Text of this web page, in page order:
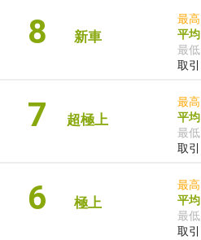
8 新車
最高
平均
最低
取引
7 超極上
最高
平均
最低
取引
6 極上
最高
平均
最低
取引